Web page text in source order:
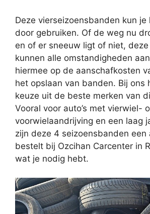
Deze vierseizoensbanden kun je
door gebruiken. Of de weg nu
en of er sneeuw ligt of niet,
kunnen alle omstandigheden
hiermee op de aanschafkosten
het opslaan van banden. Bij ons
keuze uit de beste merken van
Vooral voor auto’s met vierwiel-
voorwielaandrijving en een laag
zijn deze 4 seizoensbanden een
bestelt bij Ozcihan Carcenter in
wat je nodig hebt.